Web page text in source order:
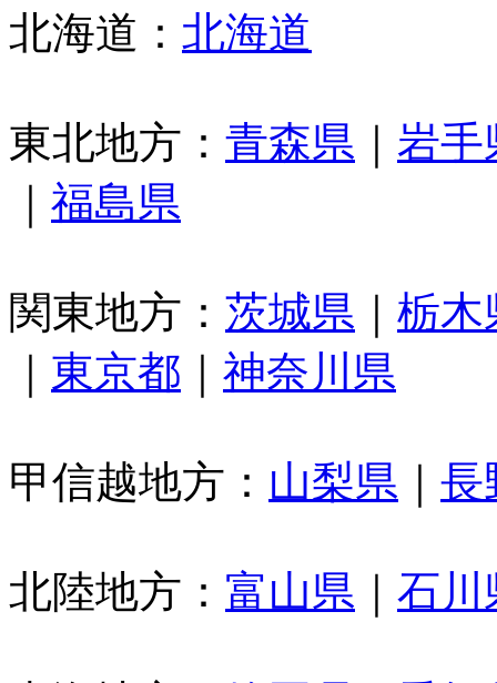
北海道： 北海道
東北地方： 青森県
岩手
福島県
関東地方： 茨城県
栃木
東京都 神奈川県
甲信越地方： 山梨県 長
北陸地方： 富山県 石川